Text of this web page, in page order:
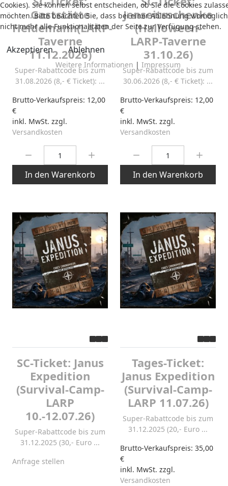
Gaststätte
Heidemann(LARP-
Taverne
11.12.2026)
Super-Rabattcode bis zum
31.08.2026 (8,- € Ticket): ...
Brutto-Verkaufspreis: 12,00
€
inkl. MwSt. zzgl.
Versandkosten
In den Warenkorb
Jenseitsschenke
(Halloween-
LARP-Taverne
31.10.26)
Super-Rabattcode bis zum
30.06.2026 (8,- € Ticket): ...
Brutto-Verkaufspreis: 12,00
€
inkl. MwSt. zzgl.
Versandkosten
In den Warenkorb
SC-Ticket: Janus
Expedition
(Survival-Camp-
LARP
10.-12.07.26)
Super-Rabattcode bis zum
31.12.2025 (30,- Euro ...
Anfrage stellen
Tages-Ticket:
Janus Expedition
(Survival-Camp-
LARP 11.07.26)
Super-Rabattcode bis zum
31.12.2025 (20,- Euro ...
Brutto-Verkaufspreis: 35,00
€
inkl. MwSt. zzgl.
Versandkosten
Cookies). Sie können selbst entscheiden, ob Sie die Cookies
möchten. Bitte beachten Sie, dass bei einer Ablehnung womöglich
nicht mehr alle Funktionalitäten der Seite zur Verfügung stehen.
Akzeptieren Ablehnen
Weitere Informationen | Impressum